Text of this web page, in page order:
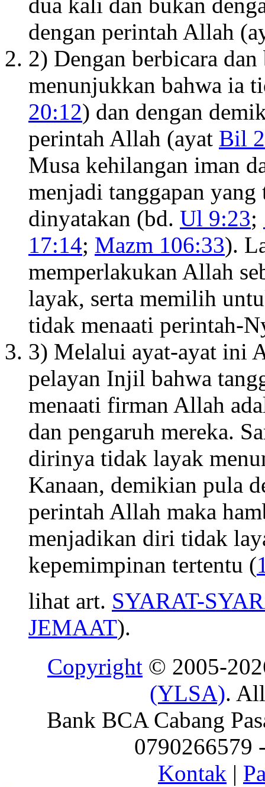
dua kali dan bukan
dengan perintah Allah
2) Dengan berbicara
menunjukkan bahwa ia
20:12) dan dengan
perintah Allah (ayat Bil
Musa kehilangan iman
menjadi tanggapan
dinyatakan (bd. Ul 9:23;
17:14; Mazm 106:33).
memperlakukan Allah
layak, serta memilih
tidak menaati perintah-
3) Melalui ayat-ayat ini
pelayan Injil bahwa
menaati firman Allah
dan pengaruh mereka.
dirinya tidak layak
Kanaan, demikian pula
perintah Allah maka
menjadikan diri tidak
kepemimpinan tertentu (
lihat art. SYARAT-
JEMAAT).
Copyright © 2005-
(YLSA).
Bank BCA Cabang
0790266579
Kontak |